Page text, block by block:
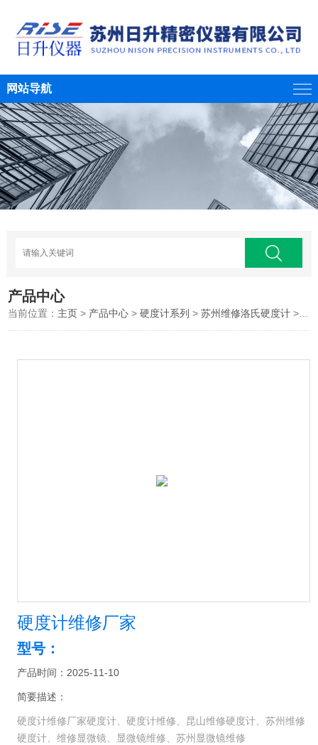
网站导航
产品中心
当前位置： 主页 > 产品中心 >硬度计系列 >苏州维修洛氏硬度计 >硬度计维修厂家
硬度计维修厂家
型号：
产品时间：2025-11-10
简要描述：
硬度计维修厂家硬度计、硬度计维修、昆山维修硬度计、苏州维修
硬度计、维修显微镜、显微镜维修、苏州显微镜维修